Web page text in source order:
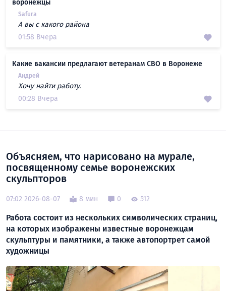
воронежцы
Safura
А вы с какого района
01:58 Вчера
Какие вакансии предлагают ветеранам СВО в Воронеже
Андрей
Хочу найти работу.
00:28 Вчера
Объясняем, что нарисовано на мурале,
посвященному семье воронежских
скульпторов
07:02 2026-08-07 8 мин 0 512
Работа состоит из нескольких символических страниц,
на которых изображены известные воронежцам
скульптуры и памятники, а также автопортрет самой
художницы